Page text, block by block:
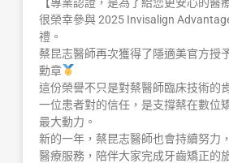
很榮幸參與 2025 Invisalign
禮。
蔡昆志醫師再次獲得了隱適美官方授
勳章
這份榮譽不只是對蔡醫師臨床技術的
一位患者對的信任，是支撐蔡在數位
最大動力。
新的一年，蔡昆志醫師也會持續努力
醫療服務，陪伴大家完成牙齒矯正的